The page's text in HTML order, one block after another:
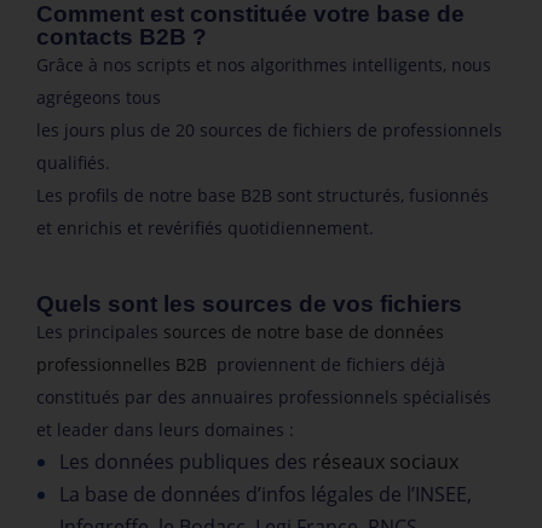
Comment est constituée votre base de
contacts B2B ?
Grâce à nos scripts et nos algorithmes intelligents, nous
agrégeons tous
les jours plus de 20 sources de fichiers de professionnels
qualifiés.
Les profils de notre base B2B sont structurés, fusionnés
et enrichis et revérifiés quotidiennement.
Quels sont les sources de vos fichiers
Les principales sources de notre base de données
professionnelles B2B proviennent de fichiers déjà
constitués par des annuaires professionnels spécialisés
et leader dans leurs domaines :
Les données publiques des réseaux sociaux
La base de données d’infos légales de l’INSEE,